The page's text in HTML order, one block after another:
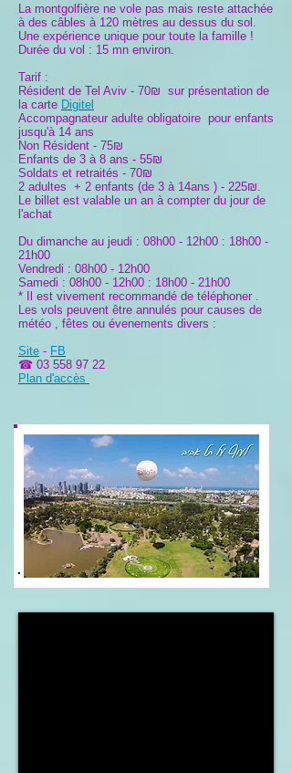
La montgolfière ne vole pas mais reste attachée
à des câbles à 120 mètres au dessus du sol.
Une expérience unique pour toute la famille !
Durée du vol : 15 mn environ.
Tarif :
Résident de Tel Aviv - 70₪ sur présentation de
la carte Digitel
Accompagnateur adulte obligatoire pour enfants
jusqu'à 14 ans
Non Résident - 75₪
Enfants de 3 à 8 ans - 55₪
Soldats et retraités - 70₪
2 adultes + 2 enfants (de 3 à 14ans ) - 225₪.
Le billet est valable un an à compter du jour de
l'achat
Du dimanche au jeudi : 08h00 - 12h00 : 18h00 -
21h00
Vendredi : 08h00 - 12h00
Samedi : 08h00 - 12h00 : 18h00 - 21h00
* Il est vivement recommandé de téléphoner .
Les vols peuvent être annulés pour causes de
météo , fêtes ou évenements divers :
Site - FB
☎ 03 558 97 22
Plan d'accès